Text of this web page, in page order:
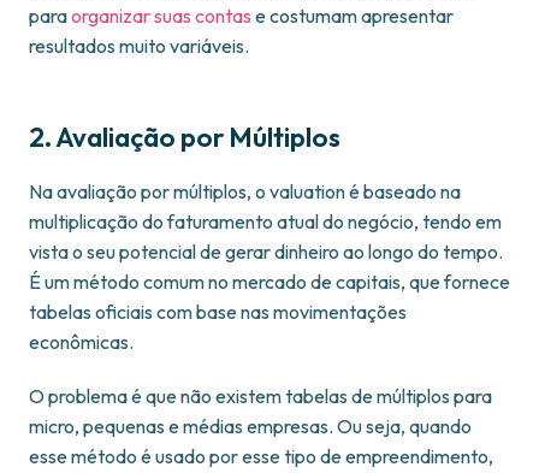
paraorganizar suas contas e costumam apresentar
resultados muito variáveis.
2. Avaliação por Múltiplos
Na avaliação por múltiplos, o valuation é baseado na
multiplicação do faturamento atual do negócio, tendo em
vista o seu potencial de gerar dinheiro ao longo do tempo.
É um método comum no mercado de capitais, que fornece
tabelas oficiais com base nas movimentações
econômicas.
O problema é que não existem tabelas de múltiplos para
micro, pequenas e médias empresas. Ou seja, quando
esse método é usado por esse tipo de empreendimento,